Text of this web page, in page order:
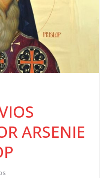
ARSENIE